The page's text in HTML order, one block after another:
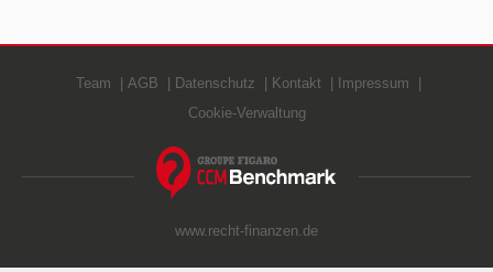
Team AGB Datenschutz Kontakt
Impressum
Cookie-Verwaltung
www.recht-finanzen.de